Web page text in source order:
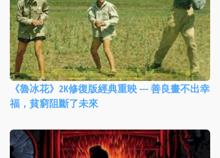
《魯冰花》2K修復版經典重映 --- 善良畫不出幸
福，貧窮阻斷了未來